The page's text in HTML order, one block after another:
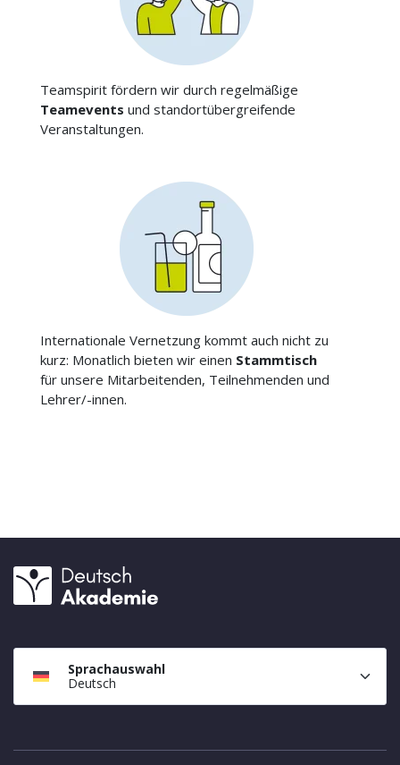
Teamspirit fördern wir durch regelmäßige
Teamevents und standortübergreifende
Veranstaltungen.
Internationale Vernetzung kommt auch nicht zu
kurz: Monatlich bieten wir einen Stammtisch
für unsere Mitarbeitenden, Teilnehmenden und
Lehrer/-innen.
Sprachauswahl
Deutsch